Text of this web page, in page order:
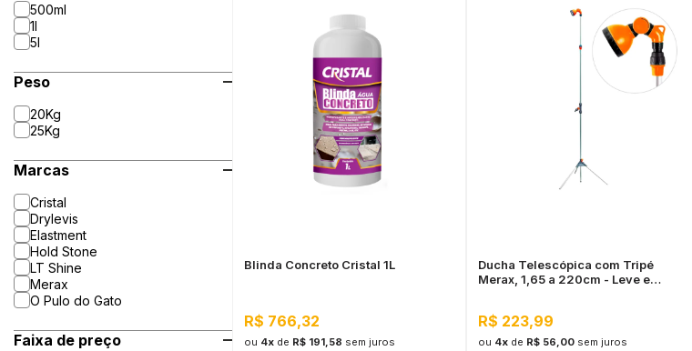
500ml
1l
5l
Peso
20Kg
25Kg
Marcas
Cristal
Drylevis
Elastment
Hold Stone
LT Shine
Merax
O Pulo do Gato
Faixa de preço
Blinda Concreto Cristal 1L
R$ 766,32
ou 4x de R$ 191,58 sem juros
Ducha Telescópica com Tripé
Merax, 1,65 a 220cm - Leve e
R$ 223,99
ou 4xde R$ 56,00 sem juros